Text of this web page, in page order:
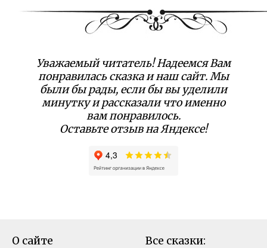
Уважаемый читатель! Надеемся Вам
понравилась сказка и наш сайт. Мы
были бы рады, если бы вы уделили
минутку и рассказали что именно
вам понравилось.
Оставьте отзыв на Яндексе!
О сайте Все сказки: